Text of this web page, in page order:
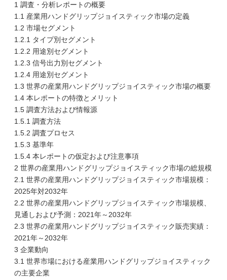
1 調査・分析レポートの概要
1.1 産業用ハンドグリップジョイスティック市場の定義
1.2 市場セグメント
1.2.1 タイプ別セグメント
1.2.2 用途別セグメント
1.2.3 信号出力別セグメント
1.2.4 用途別セグメント
1.3 世界の産業用ハンドグリップジョイスティック市場の概要
1.4 本レポートの特徴とメリット
1.5 調査方法および情報源
1.5.1 調査方法
1.5.2 調査プロセス
1.5.3 基準年
1.5.4 本レポートの仮定および注意事項
2 世界の産業用ハンドグリップジョイスティック市場の総規模
2.1 世界の産業用ハンドグリップジョイスティック市場規模：
2025年対2032年
2.2 世界の産業用ハンドグリップジョイスティック市場規模、
見通しおよび予測：2021年～2032年
2.3 世界の産業用ハンドグリップジョイスティック販売実績：
2021年～2032年
3 企業動向
3.1 世界市場における産業用ハンドグリップジョイスティック
の主要企業